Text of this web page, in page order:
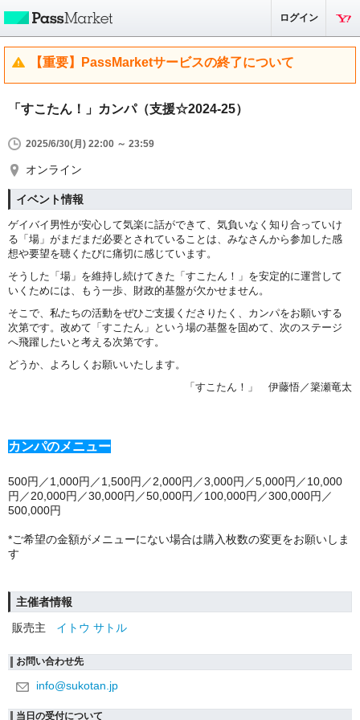
ログイン
【重要】PassMarketサービスの終了について
「すこたん！」カンパ（支援☆2024-25）
2025/6/30(月) 22:00 ～ 23:59
オンライン
イベント情報
ゲイバイ男性が安心して気楽に話ができて、気負いなく知り合っていけ
る「場」がまだまだ必要とされていることは、みなさんから参加した感
想や要望を聴くたびに痛切に感じています。
そうした「場」を維持し続けてきた「すこたん！」を安定的に運営して
いくためには、もう一歩、財政的基盤が欠かせません。
そこで、私たちの活動をぜひご支援くださりたく、カンパをお願いする
次第です。改めて「すこたん」という場の基盤を固めて、次のステージ
へ飛躍したいと考える次第です。
どうか、よろしくお願いいたします。
「すこたん！」 伊藤悟／簗瀬竜太
カンパのメニュー
500円／1,000円／1,500円／2,000円／3,000円／5,000円／10,000
円／20,000円／30,000円／50,000円／100,000円／300,000円／
500,000円
*ご希望の金額がメニューにない場合は購入枚数の変更をお願いしま
す
主催者情報
販売主
イトウ サトル
お問い合わせ先
info@sukotan.jp
当日の受付について